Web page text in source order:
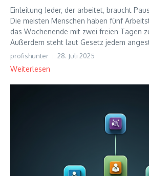
Einleitung Jeder, der arbeitet, braucht
Die meisten Menschen haben fünf
das Wochenende mit zwei freien Tagen
Außerdem steht laut Gesetz jedem
profishunter 28. Juli 2025
Weiterlesen